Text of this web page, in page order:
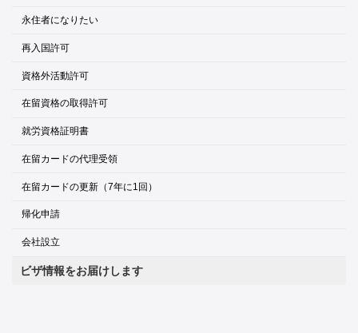
永住者になりたい
再入国許可
資格外活動許可
在留資格の取得許可
就労資格証明書
在留カードの代理受領
在留カードの更新（7年に1回）
帰化申請
会社設立
ビザ情報をお届けします